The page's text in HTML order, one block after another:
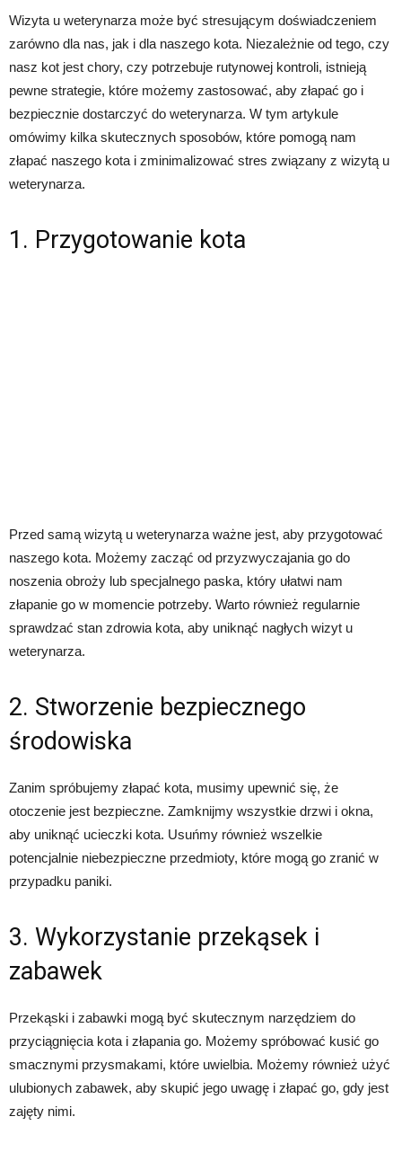
Wizyta u weterynarza może być stresującym doświadczeniem
zarówno dla nas, jak i dla naszego kota. Niezależnie od tego, czy
nasz kot jest chory, czy potrzebuje rutynowej kontroli, istnieją
pewne strategie, które możemy zastosować, aby złapać go i
bezpiecznie dostarczyć do weterynarza. W tym artykule
omówimy kilka skutecznych sposobów, które pomogą nam
złapać naszego kota i zminimalizować stres związany z wizytą u
weterynarza.
1. Przygotowanie kota
Przed samą wizytą u weterynarza ważne jest, aby przygotować
naszego kota. Możemy zacząć od przyzwyczajania go do
noszenia obroży lub specjalnego paska, który ułatwi nam
złapanie go w momencie potrzeby. Warto również regularnie
sprawdzać stan zdrowia kota, aby uniknąć nagłych wizyt u
weterynarza.
2. Stworzenie bezpiecznego
środowiska
Zanim spróbujemy złapać kota, musimy upewnić się, że
otoczenie jest bezpieczne. Zamknijmy wszystkie drzwi i okna,
aby uniknąć ucieczki kota. Usuńmy również wszelkie
potencjalnie niebezpieczne przedmioty, które mogą go zranić w
przypadku paniki.
3. Wykorzystanie przekąsek i
zabawek
Przekąski i zabawki mogą być skutecznym narzędziem do
przyciągnięcia kota i złapania go. Możemy spróbować kusić go
smacznymi przysmakami, które uwielbia. Możemy również użyć
ulubionych zabawek, aby skupić jego uwagę i złapać go, gdy jest
zajęty nimi.